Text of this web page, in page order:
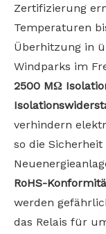
Zertifizierung
Temperaturen
Überhitzung in
Windparks im
2500 MΩ
verhindern
so die
RoHS-
werden
das Relais für